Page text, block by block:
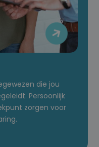

die jou
Persoonlijk
zorgen voor